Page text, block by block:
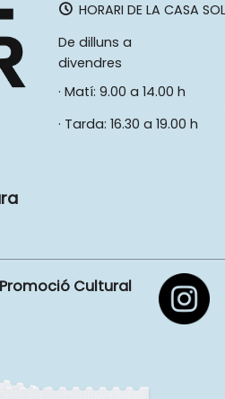
HORARI DE LA CASA
De dilluns a
divendres
· Matí: 9.00 a 14.00 h
· Tarda: 16.30 a 19.00 h
Promoció Cultural